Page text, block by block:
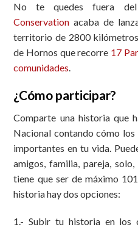
No te quedes fuera
Conservation acaba de
territorio de 2800
de Hornos que recorre 17
comunidades.
¿Cómo participar?
Comparte una historia que
Nacional contando cómo los
importantes en tu vida.
amigos, familia, pareja,
tiene que ser de máximo
historia hay dos opciones:
1.- Subir tu historia en los